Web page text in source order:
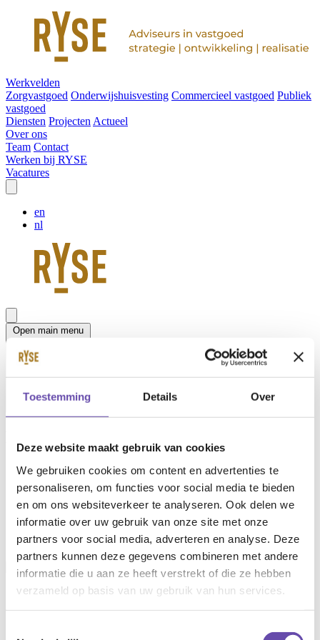
Toestemming Details Over
Deze website maakt gebruik van cookies
We gebruiken cookies om content en advertenties te
personaliseren, om functies voor social media te bieden
en om ons websiteverkeer te analyseren. Ook delen we
informatie over uw gebruik van onze site met onze
partners voor social media, adverteren en analyse. Deze
partners kunnen deze gegevens combineren met andere
informatie die u aan ze heeft verstrekt of die ze hebben
verzameld op basis van uw gebruik van hun services.
Werkvelden
Zorgvastgoed Onderwijshuisvesting Commercieel vastgoed Publiek
vastgoed
Diensten Projecten Actueel
Over ons
Team Contact
Werken bij RYSE
Vacatures
en
nl
Open main menu
Senior Projectmanager - Fellow
Het is mijn streven om een project op zo’n manier te
managen dat, met respect voor elkaars
verantwoordelijkheden, het project voor alle
betrokkenen een plezierige, leerzame en unieke
ervaring is.
Contact informatie